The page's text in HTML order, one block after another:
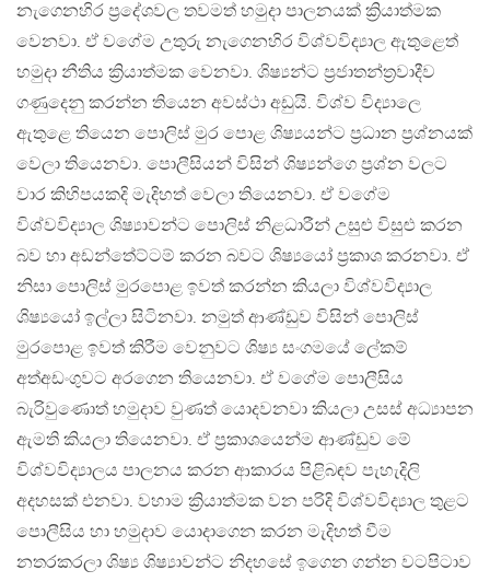
නැගෙනහිර ප්‍රදේශවල තවමත් හමුදා පාලනයක් ක්‍රියාත්මක
වෙනවා. ඒ වගේම උතුරු නැගෙනහිර විශ්වවිද්‍යාල ඇතුළෙත්
හමුදා නීතිය ක්‍රියාත්මක වෙනවා. ශිෂ්‍යන්ට ප්‍රජාතන්ත්‍රවාදීව
ගණුදෙනු කරන්න තියෙන අවස්ථා අඩුයි. විශ්ව විද්‍යාලෙ
ඇතුළෙ තියෙන පොලිස් මුර පොළ ශිෂ්‍යයන්ට ප්‍රධාන ප්‍රශ්නයක්
වෙලා තියෙනවා. පොලීසියන් විසින් ශිෂ්‍යන්ගෙ ප්‍රශ්න වලට
වාර කිහිපයකදි මැදිහත් වෙලා තියෙනවා. ඒ වගේම
විශ්වවිද්‍යාල ශිෂ්‍යාවන්ට පොලිස් නිළධාරීන් උසුළු විසුළු කරන
බව හා අඩන්තේට්ටම් කරන බවට ශිෂ්‍යයෝ ප්‍රකාශ කරනවා. ඒ
නිසා පොලිස් මුරපොළ ඉවත් කරන්න කියලා විශ්වවිද්‍යාල
ශිෂ්‍යයෝ ඉල්ලා සිටිනවා. නමුත් ආණ්ඩුව විසින් පොලිස්
මුරපොළ ඉවත් කිරීම වෙනුවට ශිෂ්‍ය සංගමයේ ලේකම්
අත්අඩංගුවට අරගෙන තියෙනවා. ඒ වගේම පොලීසිය
බැරිවුණොත් හමුදාව වුණත් යොදවනවා කියලා උසස් අධ්‍යාපන
ඇමති කියලා තියෙනවා. ඒ ප්‍රකාශයෙන්ම ආණ්ඩුව මේ
විශ්වවිද්‍යාලය පාලනය කරන ආකාරය පිළිබඳව පැහැදිලි
අදහසක් එනවා. වහාම ක්‍රියාත්මක වන පරිදි විශ්වවිද්‍යාල තුළට
පොලීසිය හා හමුදාව යොදාගෙන කරන මැදිහත් වීම
නතරකරලා ශිෂ්‍ය ශිෂ්‍යාවන්ට නිදහසේ ඉගෙන ගන්න වටපිටාව